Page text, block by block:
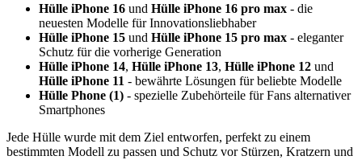
Hülle iPhone 16 und Hülle iPhone 16 pro max - die
neuesten Modelle für Innovationsliebhaber
Hülle iPhone 15 und Hülle iPhone 15 pro max - eleganter
Schutz für die vorherige Generation
Hülle iPhone 14, Hülle iPhone 13, Hülle iPhone 12 und
Hülle iPhone 11 - bewährte Lösungen für beliebte Modelle
Hülle Phone (1) - spezielle Zubehörteile für Fans alternativer
Smartphones
Jede Hülle wurde mit dem Ziel entworfen, perfekt zu einem
bestimmten Modell zu passen und Schutz vor Stürzen, Kratzern und